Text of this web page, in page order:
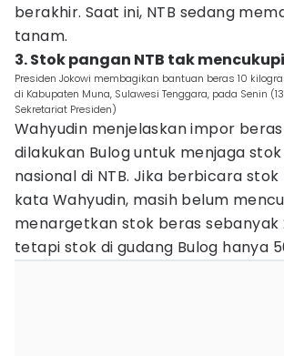
berakhir. Saat ini, NTB sedang
tanam.
3. Stok pangan NTB tak mencukupi
Presiden Jokowi membagikan bantuan beras 10
di Kabupaten Muna, Sulawesi Tenggara, pada Senin
Sekretariat Presiden)
Wahyudin menjelaskan impor
dilakukan Bulog untuk menjaga
nasional di NTB. Jika berbicara
kata Wahyudin, masih belum
menargetkan stok beras sebanyak
tetapi stok di gudang Bulog hanya